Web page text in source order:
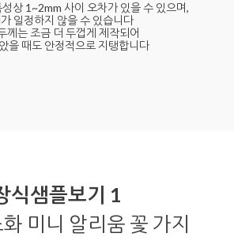
상 1~2mm 사이 오차가 있을 수 있으며,
일정하지 않을 수 있습니다
께는 조금 더 두껍게 제작되어
을 때도 안정적으로 지탱합니다
식샘플보기 1
미니 알리움 꽃 가지